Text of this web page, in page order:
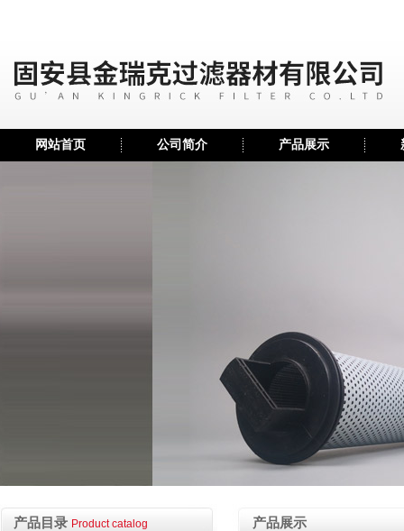
网站首页 公司简介 产品展示
产品目录 Product catalog 产品展示